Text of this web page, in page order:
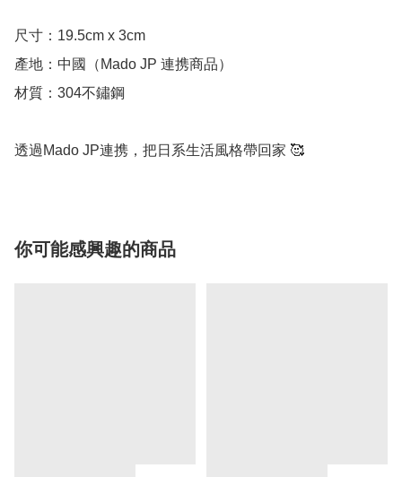
尺寸：19.5cm x 3cm
產地：中國（Mado JP 連携商品）
材質：304不鏽鋼
透過Mado JP連携，把日系生活風格帶回家 🥰
你可能感興趣的商品